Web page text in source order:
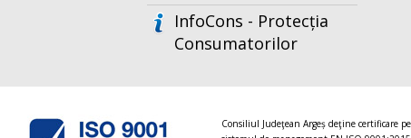
InfoCons - Protecția
Consumatorilor
Consiliul Judeţean Argeș deţine certificare